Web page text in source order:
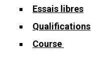
Essais libres
Qualifications
Course